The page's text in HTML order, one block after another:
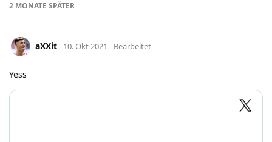
2 MONATE SPÄTER
aXXit 10. Okt 2021 Bearbeitet
Yess